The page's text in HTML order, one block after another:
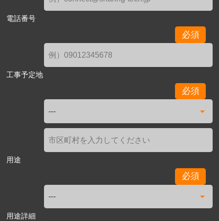
電話番号
必須
工事予定地
必須
用途
必須
用途詳細